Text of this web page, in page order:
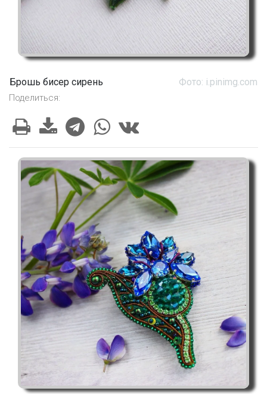
Брошь бисер сирень Фото: i.pinimg.com
Поделиться: